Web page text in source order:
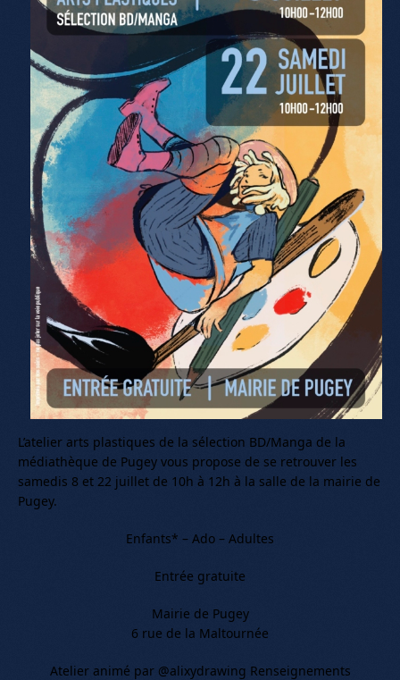
L’atelier arts plastiques de la sélection BD/Manga de la
médiathèque de Pugey vous propose de se retrouver les
samedis 8 et 22 juillet de 10h à 12h à la salle de la mairie de
Pugey.
Enfants* – Ado – Adultes
Entrée gratuite
Mairie de Pugey
6 rue de la Maltournée
Atelier animé par @alixydrawing Renseignements